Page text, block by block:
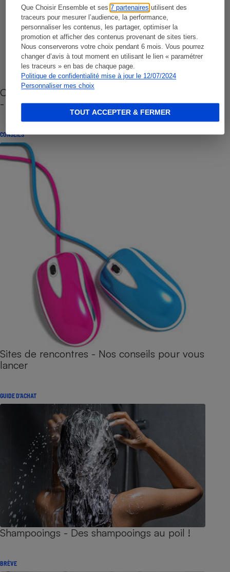
Que Choisir Ensemble et ses7 partenaires utilisent des
traceurs pour mesurer l’audience, la performance,
personnaliser les contenus, les partager, optimiser la
promotion et afficher des contenus provenant de sites tiers.
Nous conserverons votre choix pendant 6 mois. Vous pourrez
changer d’avis à tout moment en utilisant le lien « paramétrer
les traceurs » en bas de chaque page.
Politique de confidentialité mise à jour le 12/07/2024
Personnaliser mes choix
TOUT ACCEPTER & FERMER
Cafetière à capsules zéro déchet CoffeeB (vidéo)
- Premières impressions
CONSEILS
Sites de rencontres - Nos conseils pour vous
lancer
GUIDE D'ACHAT
Shampooings - Des shampooings au poil !
BRÈVE